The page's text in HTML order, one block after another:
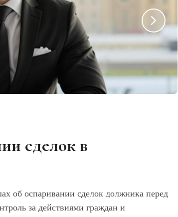
сделок в
об оспаривании сделок должника перед
за действиями граждан и